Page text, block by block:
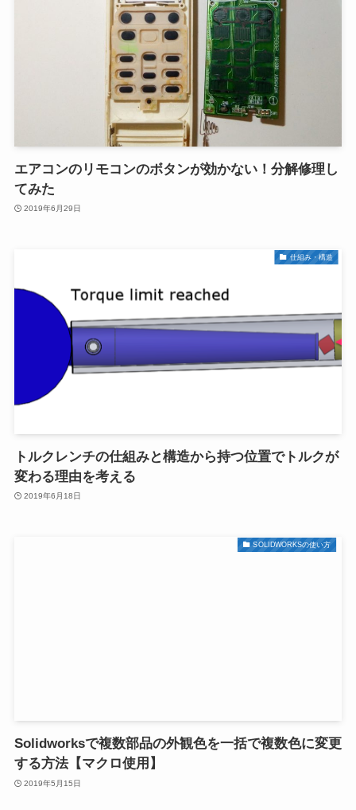
エアコンのリモコンのボタンが効かない！分解修理し
てみた
2019年6月29日
仕組み・構造
トルクレンチの仕組みと構造から持つ位置でトルクが
変わる理由を考える
2019年6月18日
SOLIDWORKSの使い方
Solidworksで複数部品の外観色を一括で複数色に変更
する方法【マクロ使用】
2019年5月15日